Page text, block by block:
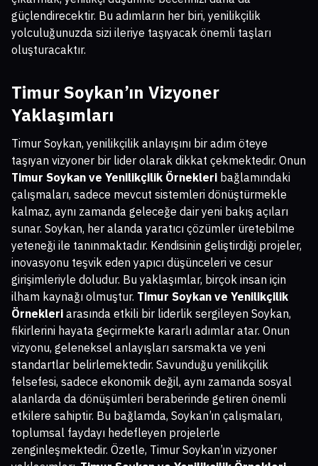
güçlendirecektir. Bu adımların her biri, yenilikçilik
yolculuğunuzda sizi ileriye taşıyacak önemli taşları
oluşturacaktır.
Timur Soykan’ın Vizyoner
Yaklaşımları
Timur Soykan, yenilikçilik anlayışını bir adım öteye
taşıyan vizyoner bir lider olarak dikkat çekmektedir. Onun
Timur Soykan ve Yenilikçilik Örnekleri bağlamındaki
çalışmaları, sadece mevcut sistemleri dönüştürmekle
kalmaz, aynı zamanda geleceğe dair yeni bakış açıları
sunar. Soykan, her alanda yaratıcı çözümler üretebilme
yeteneği ile tanınmaktadır. Kendisinin geliştirdiği projeler,
inovasyonu teşvik eden yapıcı düşünceleri ve cesur
girişimleriyle doludur. Bu yaklaşımlar, birçok insan için
ilham kaynağı olmuştur. Timur Soykan ve Yenilikçilik
Örnekleri arasında etkili bir liderlik sergileyen Soykan,
fikirlerini hayata geçirmekte kararlı adımlar atar. Onun
vizyonu, geleneksel anlayışları sarsmakta ve yeni
standartlar belirlemektedir. Savunduğu yenilikçilik
felsefesi, sadece ekonomik değil, aynı zamanda sosyal
alanlarda da dönüşümleri beraberinde getiren önemli
etkilere sahiptir. Bu bağlamda, Soykan’ın çalışmaları,
toplumsal faydayı hedefleyen projelerle
zenginleşmektedir. Özetle, Timur Soykan’ın vizyoner